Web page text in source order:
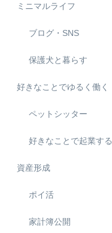
ミニマルライフ
ブログ・SNS
保護犬と暮らす
好きなことでゆるく働く
ペットシッター
好きなことで起業する
資産形成
ポイ活
家計簿公開